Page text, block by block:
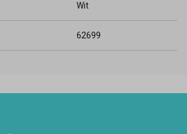
Wit
62699